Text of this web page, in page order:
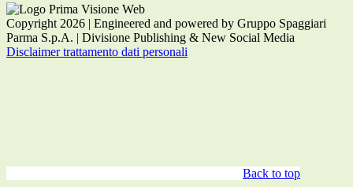
Copyright 2026 | Engineered and powered by Gruppo Spaggiari
Parma S.p.A. | Divisione Publishing & New Social Media
Disclaimer trattamento dati personali
Back to top